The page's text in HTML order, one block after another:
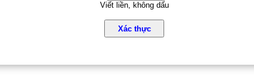
Viết liền, không dấu
Xác thực